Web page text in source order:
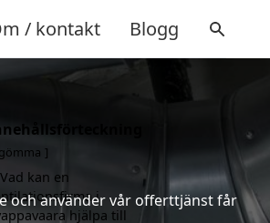
/ kontakt Blogg
och använder vår offerttjänst får
gömma
Vad kan en
i
hjälpa till